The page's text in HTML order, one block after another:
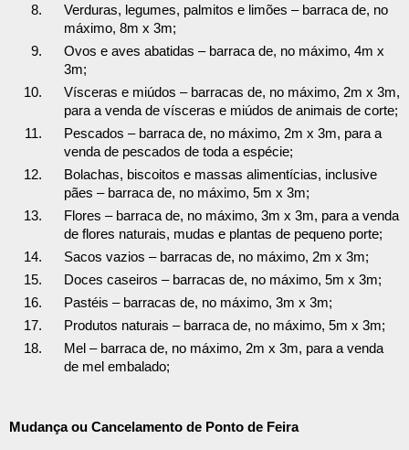
Verduras, legumes, palmitos e limões – barraca de, no
máximo, 8m x 3m;
Ovos e aves abatidas – barraca de, no máximo, 4m x
3m;
Vísceras e miúdos – barracas de, no máximo, 2m x 3m,
para a venda de vísceras e miúdos de animais de corte;
Pescados – barraca de, no máximo, 2m x 3m, para a
venda de pescados de toda a espécie;
Bolachas, biscoitos e massas alimentícias, inclusive
pães – barraca de, no máximo, 5m x 3m;
Flores – barraca de, no máximo, 3m x 3m, para a venda
de flores naturais, mudas e plantas de pequeno porte;
Sacos vazios – barracas de, no máximo, 2m x 3m;
Doces caseiros – barracas de, no máximo, 5m x 3m;
Pastéis – barracas de, no máximo, 3m x 3m;
Produtos naturais – barraca de, no máximo, 5m x 3m;
Mel – barraca de, no máximo, 2m x 3m, para a venda
de mel embalado;
Mudança ou Cancelamento de Ponto de Feira